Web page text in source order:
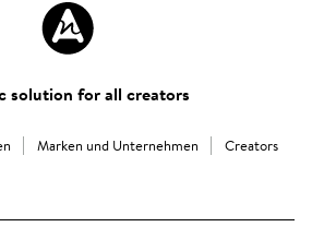
solution for all creators
Marken und Unternehmen Creators